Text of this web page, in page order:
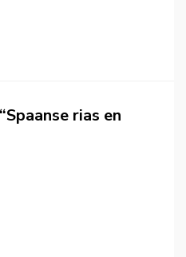
rias en